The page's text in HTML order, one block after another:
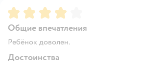
Рейтинг:4
Общие впечатления
Ребёнок доволен.
Достоинства